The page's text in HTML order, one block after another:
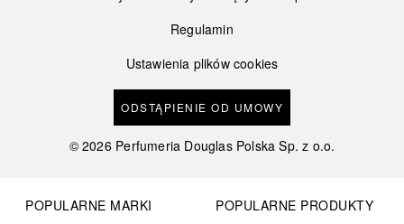
Regulamin
Ustawienia plików cookies
ODSTĄPIENIE OD UMOWY
©2026 Perfumeria Douglas Polska Sp. z o.o.
POPULARNE MARKI
POPULARNE PRODUKTY